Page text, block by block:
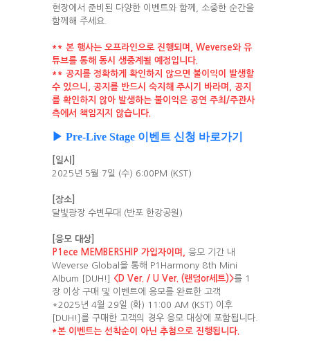
현장에서 준비된 다양한 이벤트와 함께, 소중한 순간을
함께해 주세요.
** 본 행사는 오프라인으로 진행되며, Weverse와 유
튜브를 통해 동시 생중계될 예정입니다.
** 공지를 정확하게 확인하지 않으면 불이익이 발생할
수 있으니, 공지를 반드시 숙지해 주시기 바라며, 공지
를 확인하지 않아 발생하는 불이익은 공연 주최/주관사
측에서 책임지지 않습니다.
▶ Pre-Live Stage 이벤트 신청 바로가기
[일시]
2025년 5월 7일 (수) 6:00PM (KST)
장소]
달빛광장 수변무대 (반포 한강공원)
응모 대상]
P1ece MEMBERSHIP 가입자이며,
응모 기간 내
Weverse Global을 통해 P1Harmony 8th Mini
Album [DUH!] <D Ver. / U Ver. (랜덤or세트)>를 1
장 이상 구매 및 이벤트에 응모를 완료한 고객
*2025년 4월 29일 (화) 11:00 AM (KST) 이후
[DUH!]를 구매한 고객의 경우 응모 대상에 포함됩니다.
*본 이벤트는 선착순이 아닌 추첨으로 진행됩니다.